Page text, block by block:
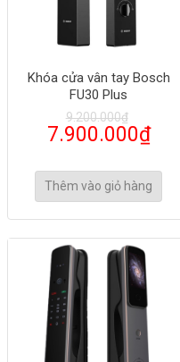
Khóa cửa vân tay Bosch
FU30 Plus
9.200.000₫
7.900.000₫
Thêm vào giỏ hàng